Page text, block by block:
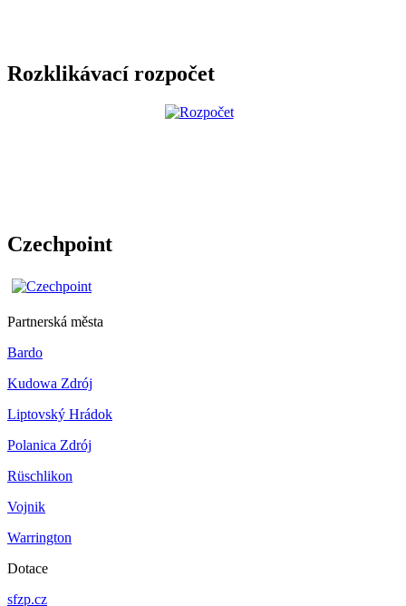
Rozklikávací rozpočet
Czechpoint
Partnerská města
Bardo
Kudowa Zdrój
Liptovský Hrádok
Polanica Zdrój
Rüschlikon
Vojnik
Warrington
Dotace
sfzp.cz